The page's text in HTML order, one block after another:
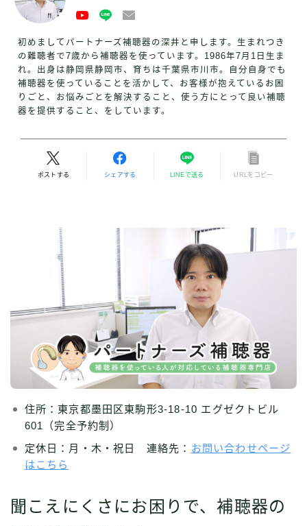
初めましてパートナーズ補聴器の深井と申します。生まれつき
の難聴者で7歳から補聴器を使っています。1986年7月1日生ま
れ。出身は静岡県静岡市、育ちは千葉県市川市。自分自身でも
補聴器を使っていることを活かして、お客様が抱えているお困
りごと、お悩みごとを解決すること、使う方にとって良い補聴
器を提供すること、をしています。
ポストする シェアする LINEで送る URLをコピー
住所：東京都墨田区東駒形3-18-10 エグゼクトビル
601（完全予約制）
定休日：月・木・祝日 連絡先： お問い合わせページ
はこちら
聞こえにくさにお困りで、補聴器の